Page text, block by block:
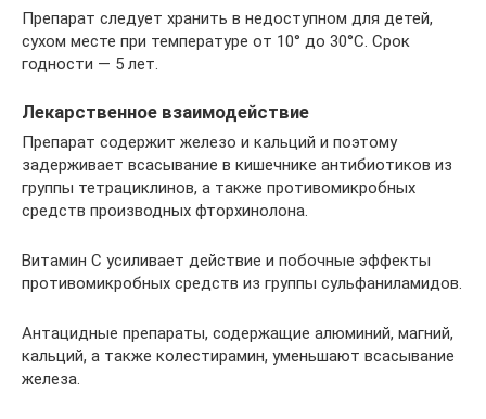
Препарат следует хранить в недоступном для детей,
сухом месте при температуре от 10° до 30°С. Срок
годности — 5 лет.
Лекарственное взаимодействие
Препарат содержит железо и кальций и поэтому
задерживает всасывание в кишечнике антибиотиков из
группы тетрациклинов, а также противомикробных
средств производных фторхинолона.
Витамин С усиливает действие и побочные эффекты
противомикробных средств из группы сульфаниламидов.
Антацидные препараты, содержащие алюминий, магний,
кальций, а также колестирамин, уменьшают всасывание
железа.